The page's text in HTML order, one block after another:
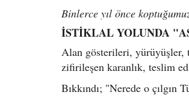
Binlerce yıl önce
İSTİKLAL YOLUNDA
Alan gösterileri, yürüyüşler,
zifirileşen karanlık, teslim
Bıkkındı; "Nerede o çılgın